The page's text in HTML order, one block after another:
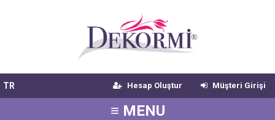
TR Müşteri Girişi
Hesap Oluştur
≡ MENU